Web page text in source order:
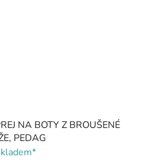
NA BOTY Z BROUŠENÉ
PEDAG